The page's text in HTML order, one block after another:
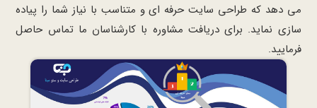
می دهد که طراحی سایت حرفه ای و متناسب با نیاز شما را پیاده
سازی نماید. برای دریافت مشاوره با کارشناسان ما تماس حاصل
فرمایید.